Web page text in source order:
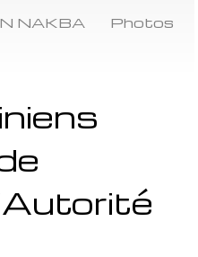
NAKBA
Photos